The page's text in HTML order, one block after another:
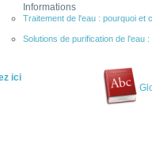
ici
Informations
Traitement de l'eau : pourquoi et
Solutions de purification de l'eau